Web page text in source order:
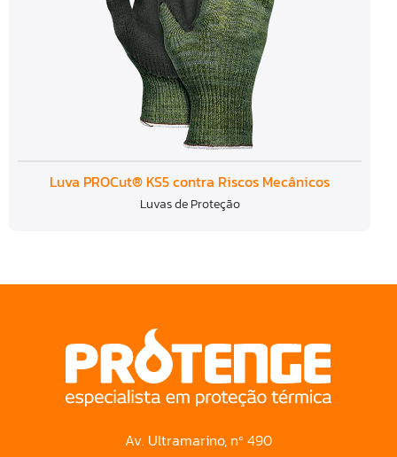
Luva PROCut® KS5 contra Riscos Mecânicos
Luvas de Proteção
Av. Ultramarino, nº 490